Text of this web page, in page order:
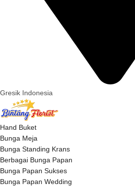
Gresik Indonesia
Hand Buket
Bunga Meja
Bunga Standing Krans
Berbagai Bunga Papan
Bunga Papan Sukses
Bunga Papan Wedding